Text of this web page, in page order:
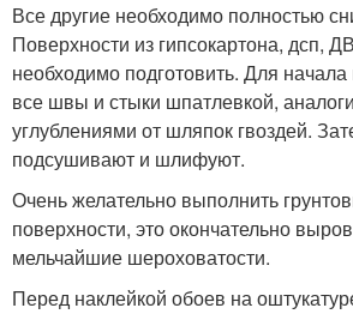
Все другие необходимо полностью
Поверхности из гипсокартона, дсп,
необходимо подготовить. Для
все швы и стыки шпатлевкой,
углублениями от шляпок гвоздей.
подсушивают и шлифуют.
Очень желательно выполнить
поверхности, это окончательно
мельчайшие шероховатости.
Перед наклейкой обоев на